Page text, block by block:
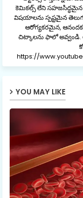
కెమికల్స్ లేని సహజసిద్ధమైన
విషయాలను స్పష్టమైన
ఆరోగ్యకరమైన,
చిట్కాలను ఫాలో
https://
YOU MAY LIKE